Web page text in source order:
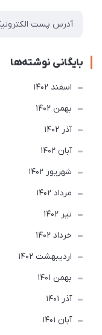
بایگانی نوشته‌ها
اسفند 1402
بهمن 1402
آذر 1402
آبان 1402
شهریور 1402
مرداد 1402
تير 1402
خرداد 1402
ارديبهشت 1402
بهمن 1401
آذر 1401
آبان 1401